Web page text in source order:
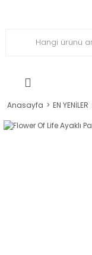
Anasayfa EN YENİLER